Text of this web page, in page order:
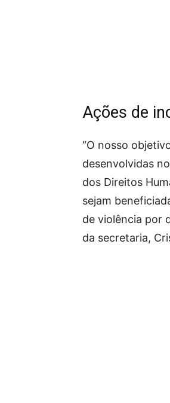
Ações de
“O nosso
desenvolvidas
dos Direitos
sejam
de violência por
da secretaria,